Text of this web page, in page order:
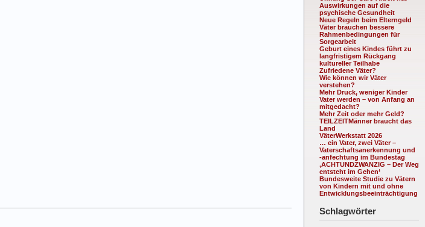
Auswirkungen auf die
psychische Gesundheit
Neue Regeln beim Elterngeld
Väter brauchen bessere
Rahmenbedingungen für
Sorgearbeit
Geburt eines Kindes führt zu
langfristigem Rückgang
kultureller Teilhabe
Zufriedene Väter?
Wie können wir Väter
verstehen?
Mehr Druck, weniger Kinder
Vater werden – von Anfang an
mitgedacht?
Mehr Zeit oder mehr Geld?
TEILZEITMänner braucht das
Land
VäterWerkstatt 2026
… ein Vater, zwei Väter –
Vaterschaftsanerkennung und
-anfechtung im Bundestag
‚ACHTUNDZWANZIG – Der Weg
entsteht im Gehen‘
Bundesweite Studie zu Vätern
von Kindern mit und ohne
Entwicklungsbeeinträchtigung
Schlagwörter